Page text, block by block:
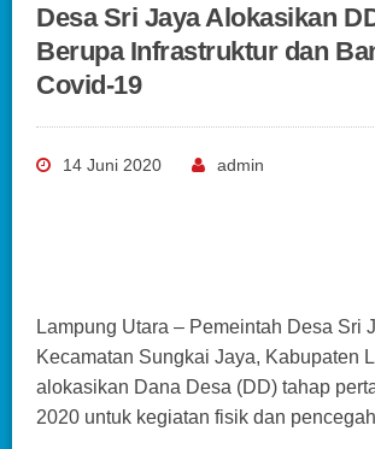
Desa Sri Jaya Alokasikan
Berupa Infrastruktur dan
Covid-19
14 Juni 2020 admin
Lampung Utara – Pemeintah Desa Sri
Kecamatan Sungkai Jaya, Kabupaten
alokasikan Dana Desa (DD) tahap
2020 untuk kegiatan fisik dan